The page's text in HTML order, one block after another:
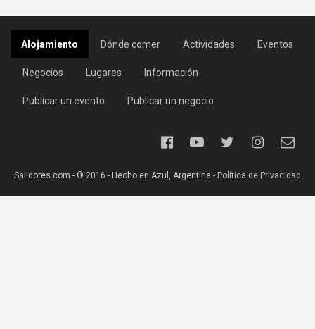
Alojamiento Dónde comer Actividades Eventos
Negocios Lugares Información
Publicar un evento Publicar un negocio
Salidores.com - ® 2016 - Hecho en Azul, Argentina - Política de Privacidad